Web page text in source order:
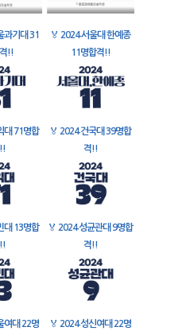
과기대 31
!!
🏅 2024 서울대 한예종
11명합격!!
대 71명합
🏅 2024 건국대 39명합
격!!
대 13명합
🏅 2024 성균관대 9명합
격!!
여대 22명
🏅 2024 성신여대 22명